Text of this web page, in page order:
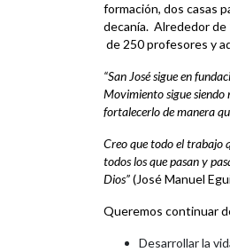
formación, dos casas
decanía. Alrededor de
de 250 profesores y
“San José sigue en
Movimiento sigue siendo
fortalecerlo de manera
Creo que todo el trabajo
todos los que pasan y
Dios”(José Manuel
Queremos continuar
Desarrollar la